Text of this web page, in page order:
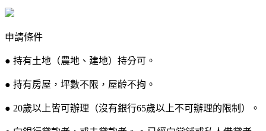
申請條件
● 持有土地（農地、建地）持分可。
● 持有房屋，坪數不限，屋齡不拘。
● 20歲以上皆可辦理（沒有銀行65歲以上不可辦理的限制）。